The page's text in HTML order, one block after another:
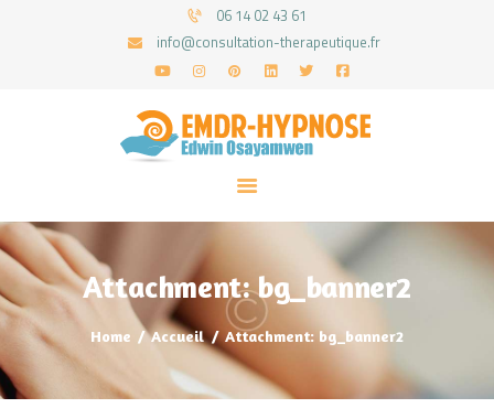
06 14 02 43 61
info@consultation-therapeutique.fr
Attachment: bg_banner2
Home Accueil Attachment: bg_banner2
ACCUEIL
MON APPROCHE
ARTICLES
CONSULTATIONS
PRENEZ UN RDV